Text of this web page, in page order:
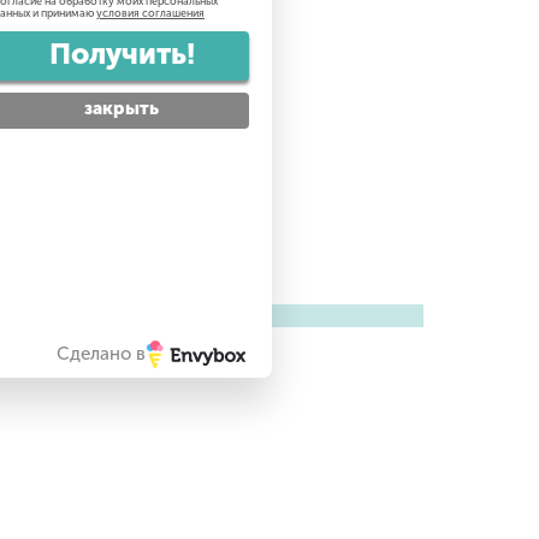
и принимаю условия соглашения
Получить!
закрыть
Сделано в